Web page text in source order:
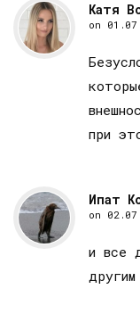
Катя
on
при
Ипат
on
и все